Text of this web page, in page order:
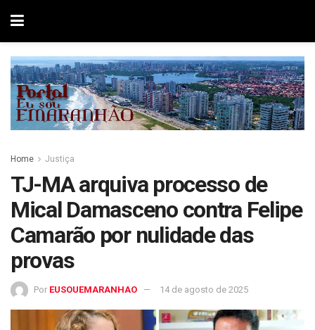
Home Justiça
TJ-MA arquiva processo de
Mical Damasceno contra Felipe
Camarão por nulidade das
provas
Por EUSOUEMARANHAO 14 de agosto de 2025